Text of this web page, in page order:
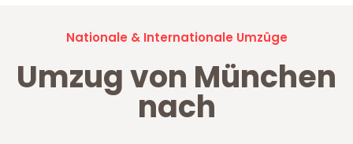
Nationale & Internationale Umzüge
Umzug von München
nach